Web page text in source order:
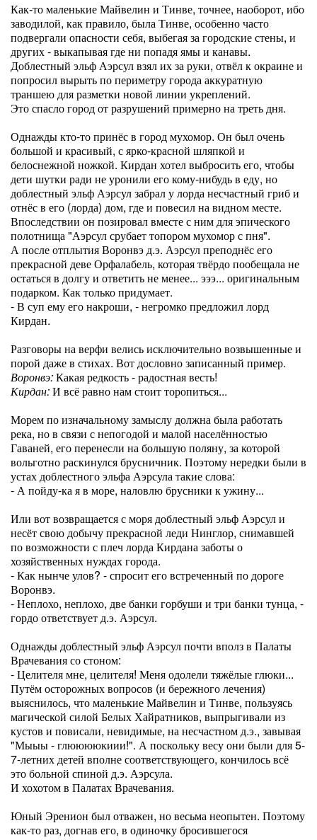
Как-то маленькие Майвелин и Тинве, точнее, наоборот, ибо
заводилой, как правило, была Тинве, особенно часто
подвергали опасности себя, выбегая за городские стены, и
других - выкапывая где ни попадя ямы и канавы.
Доблестный эльф Аэрсул взял их за руки, отвёл к окраине и
попросил вырыть по периметру города аккуратную
траншею для разметки новой линии укреплений.
Это спасло город от разрушений примерно на треть дня.
Однажды кто-то принёс в город мухомор. Он был очень
большой и красивый, с ярко-красной шляпкой и
белоснежной ножкой. Кирдан хотел выбросить его, чтобы
дети шутки ради не уронили его кому-нибудь в еду, но
доблестный эльф Аэрсул забрал у лорда несчастный гриб и
отнёс в его (лорда) дом, где и повесил на видном месте.
Впоследствии он позировал вместе с ним для эпического
полотнища "Аэрсул срубает топором мухомор с пня".
А после отплытия Воронвэ д.э. Аэрсул преподнёс его
прекрасной деве Орфалабель, которая твёрдо пообещала не
остаться в долгу и ответить не менее... эээ... оригинальным
подарком. Как только придумает.
- В суп ему его накроши, - негромко предложил лорд
Кирдан.
Разговоры на верфи велись исключительно возвышенные и
порой даже в стихах. Вот дословно записанный пример.
Воронвэ:Какая редкость - радостная весть!
Кирдан:И всё равно нам стоит торопиться...
Морем по изначальному замыслу должна была работать
река, но в связи с непогодой и малой населённостью
Гаваней, его перенесли на большую поляну, за которой
вольготно раскинулся брусничник. Поэтому нередки были в
устах доблестного эльфа Аэрсула такие слова:
- А пойду-ка я в море, наловлю брусники к ужину...
Или вот возвращается с моря доблестный эльф Аэрсул и
несёт свою добычу прекрасной леди Нинглор, снимавшей
по возможности с плеч лорда Кирдана заботы о
хозяйственных нуждах города.
- Как нынче улов? - спросит его встреченный по дороге
Воронвэ.
- Неплохо, неплохо, две банки горбуши и три банки тунца, -
гордо ответствует д.э. Аэрсул.
Однажды доблестный эльф Аэрсул почти вполз в Палаты
Врачевания со стоном:
- Целителя мне, целителя! Меня одолели тяжёлые глюки...
Путём осторожных вопросов (и бережного лечения)
выяснилось, что маленькие Майвелин и Тинве, пользуясь
магической силой Белых Хайратников, выпрыгивали из
кустов и повисали, невидимые, на несчастном д.э., завывая
"Мыыы - глююююкиии!". А поскольку весу они были для 5-
7-летних детей вполне соответствующего, кончилось всё
это больной спиной д.э. Аэрсула.
И хохотом в Палатах Врачевания.
Юный Эренион был отважен, но весьма неопытен. Поэтому
как-то раз, догнав его, в одиночку бросившегося